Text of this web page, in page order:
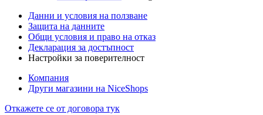
Данни и условия на ползване
Защита на данните
Общи условия и право на отказ
Декларация за достъпност
Настройки за поверителност
Компания
Други магазини на NiceShops
Откажете се от договора тук